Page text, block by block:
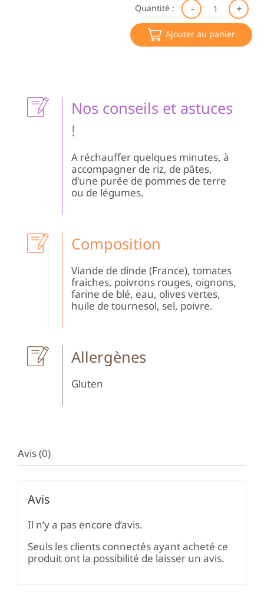
Quantité :
Ajouter au panier
Nos conseils et astuces
!
A réchauffer quelques minutes, à
accompagner de riz, de pâtes,
d'une purée de pommes de terre
ou de légumes.
Composition
Viande de dinde (France), tomates
fraiches, poivrons rouges, oignons,
farine de blé, eau, olives vertes,
huile de tournesol, sel, poivre.
Allergènes
Gluten
Avis (0)
Avis
Il n’y a pas encore d’avis.
Seuls les clients connectés ayant acheté ce
produit ont la possibilité de laisser un avis.